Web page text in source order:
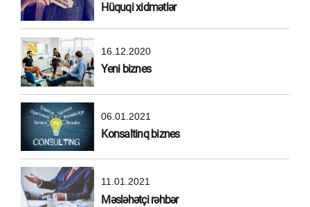
Hüquqi xidmətlər
16.12.2020
Yeni biznes
06.01.2021
Konsaltinq biznes
11.01.2021
Məsləhətçi rəhbər